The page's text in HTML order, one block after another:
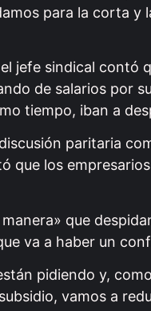
para la corta y
jefe sindical contó
de salarios por
tiempo, iban a
paritaria
que los
que
va a haber un
pidiendo y,
vamos a